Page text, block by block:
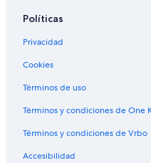
Hoteles con alberca en Aurora
Hoteles con restaurante en
Hoteles con hidromasaje en
Hoteles con traslado del/al
Hoteles con vista en Aurora
Hoteles en la naturaleza en
Hoteles gay friendly en Aurora
Políticas
Privacidad
Cookies
Términos de uso
Términos y condiciones de One
Términos y condiciones de Vrbo
Accesibilidad